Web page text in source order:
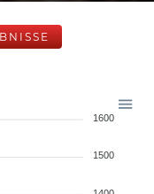
1600
1500